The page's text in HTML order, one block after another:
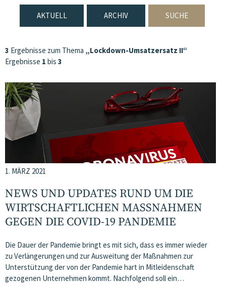
AKTUELL ARCHIV SUCHE
3 Ergebnisse zum Thema „Lockdown-Umsatzersatz II“
Ergebnisse 1 bis 3
1. MÄRZ 2021
NEWS UND UPDATES RUND UM DIE
WIRTSCHAFTLICHEN MASSNAHMEN G
EGEN DIE COVID-19 PANDEMIE
Die Dauer der Pandemie bringt es mit sich, dass es immer wieder
zu Verlängerungen und zur Ausweitung der Maßnahmen zur
Unterstützung der von der Pandemie hart in Mitleidenschaft
gezogenen Unternehmen kommt. Nachfolgend soll ein…